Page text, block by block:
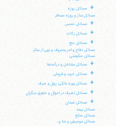
+
مسائل روزه
مسائل نماز و روزه مسافر
+ مسائل خمس
+ مسائل زکات
+
مسائل حج
مسائل دفاع و امر بمعروف و نهی از منکر
مسائل حکومتی
+ مسائل مشاغل و درآمدها
+ مسائل خرید و فروش
+ مسائل بهره بانکی، پول و صرف
+ مسائل تصرف در اموال و حقوق دیگران
+
مسائل ضمان
مسائل بیمه
مسائل صلح
مسائل موسیقی و غنا و...